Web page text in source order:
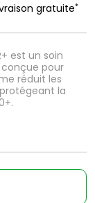
est un soin
pour
réduit les
la
gratuite*